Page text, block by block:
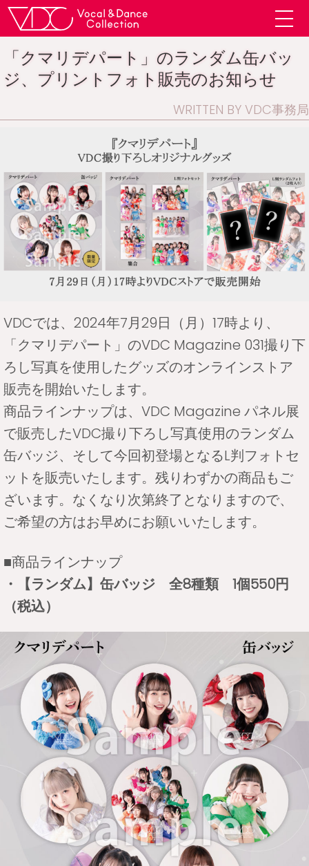
「クマリデパート」のランダム缶バッ
ジ、プリントフォト販売のお知らせ
WRITTEN BY VDC事務局
VDCでは、2024年7月29日（月）17時より、
「クマリデパート」のVDC Magazine 031撮り下
ろし写真を使用したグッズのオンラインストア
販売を開始いたします。
商品ラインナップは、VDC Magazine パネル展
で販売したVDC撮り下ろし写真使用のランダム
缶バッジ、そして今回初登場となるL判フォトセ
ットを販売いたします。残りわずかの商品もご
ざいます。なくなり次第終了となりますので、
ご希望の方はお早めにお願いいたします。
■商品ラインナップ
・【ランダム】缶バッジ 全8種類 1個550円
（税込）